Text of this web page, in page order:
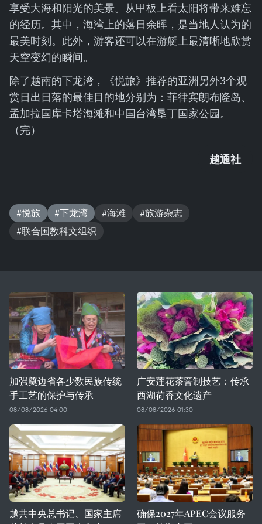
享受大海和阳光的美景。从甲板上看太阳将带来难忘
的经历。其中，海湾上的落日余晖，是当地人认为的
最美时刻。此外，游客还可以在游艇上最清晰地欣赏
天空变幻的瞬间。
除了越南的下龙湾，《悦旅》推荐的亚洲另外3个观
赏日出日落的最佳目的地分别为：菲律宾朗布隆岛、
孟加拉国库卡塔海滩和中国台湾垦丁国家公园。
（完）
越通社
#悦旅 #下龙湾 #海滩
#旅游杂志
#联合国教科文组织
加强奠边省各少数民族传统
手工艺的保护与传承
08/08/2026 04:00
广安莲花茶窨制技艺：传承
西湖荷香文化遗产
08/08/2026 01:30
越共中央总书记、国家主席
确保2027年APEC会议服务